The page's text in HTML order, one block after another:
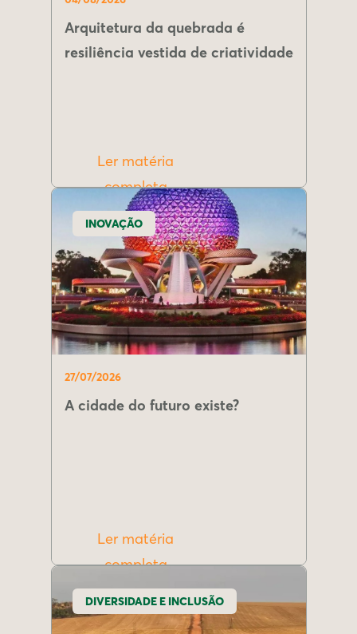
Arquitetura da quebrada é
resiliência vestida de criatividade
Ler matéria
completa
INOVAÇÃO
27/07/2026
A cidade do futuro existe?
Ler matéria
completa
DIVERSIDADE E INCLUSÃO